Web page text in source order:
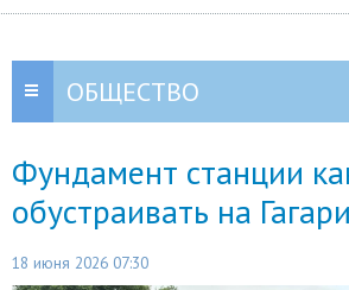
ОБЩЕСТВО
Фундамент станции
обустраивать на
18 июня 2026 07:30